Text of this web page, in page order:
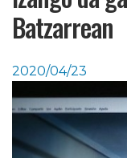
Batzarrean
2020/04/23